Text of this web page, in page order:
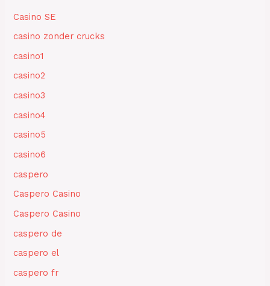
Casino SE
casino zonder crucks
casino1
casino2
casino3
casino4
casino5
casino6
caspero
Caspero Casino
Caspero Casino
caspero de
caspero el
caspero fr